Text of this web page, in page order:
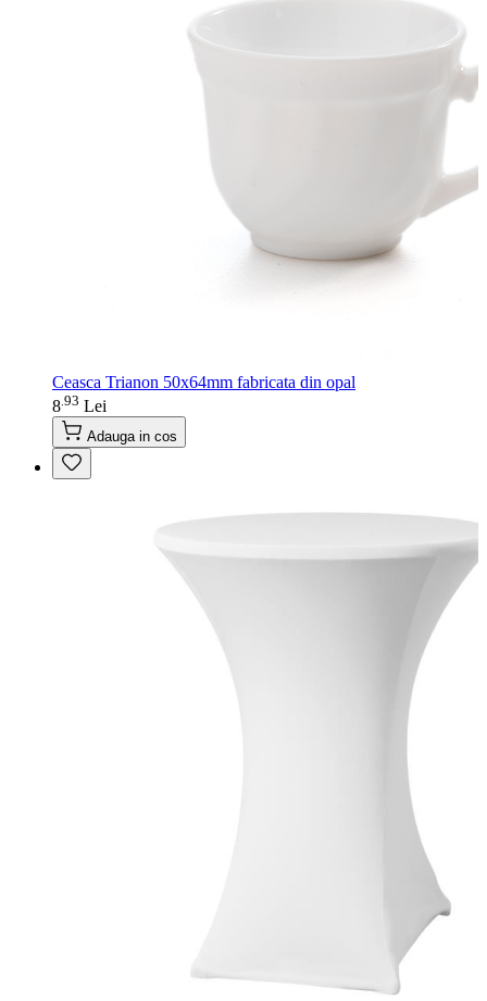
Ceasca Trianon 50x64mm fabricata din opal
8 93 Lei
Adauga in cos